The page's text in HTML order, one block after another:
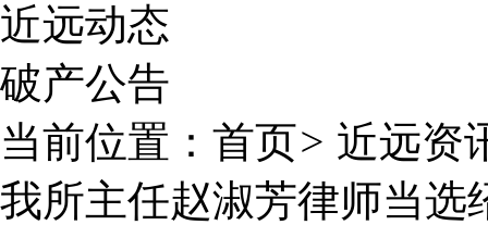
近远动态
破产公告
当前位置： 首页> 近远资
我所主任赵淑芳律师当选